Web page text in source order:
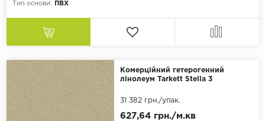
Тип основи:
ПВХ
Комерційний гетерогенний
лінолеум Tarkett Stella 3
627,64 грн./м.кв
31 382 грн./упак.